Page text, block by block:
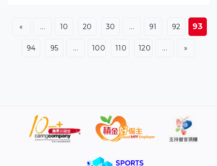
及台灣北部、西南、東南和台灣以東進行軍演，重點演練
海空戰備警巡、奪取綜合制權、要港要域封控、外線立體
懾阻等科目，艦機多向抵近台灣，旨在檢驗戰區部隊聯合
« ... 10 20 30 ... 91 92 93
94 95 ... 100 110 120 ... »